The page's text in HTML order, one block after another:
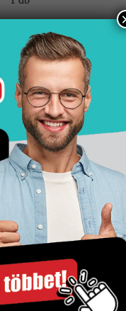
db
Niwell
1 db